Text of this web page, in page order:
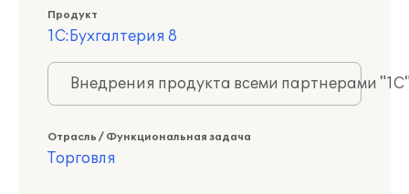
Продукт
1С:Бухгалтерия 8
Внедрения продукта всеми партнерами
Отрасль / Функциональная задача
Торговля